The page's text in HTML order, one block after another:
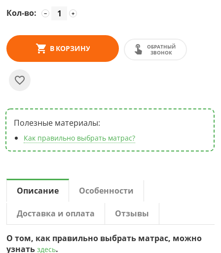
Кол-во: +
−
В КОРЗИНУ
ОБРАТНЫЙ
ЗВОНОК
Полезные материалы:
Как правильно выбрать матрас?
Описание Особенности
Доставка и оплата Отзывы
О том, как правильно выбрать матрас, можно
узнать здесь.